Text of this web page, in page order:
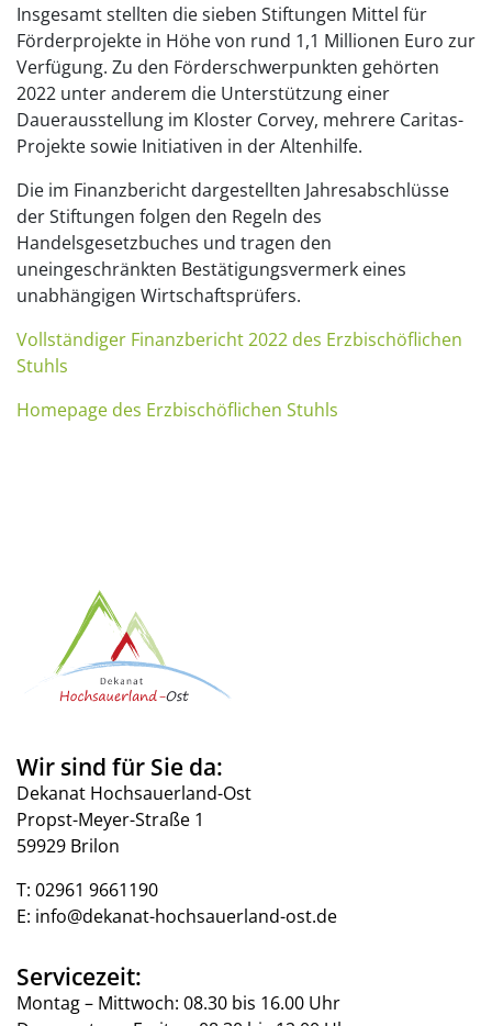
Insgesamt stellten die sieben Stiftungen Mittel für
Förderprojekte in Höhe von rund 1,1 Millionen Euro zur
Verfügung. Zu den Förderschwerpunkten gehörten
2022 unter anderem die Unterstützung einer
Dauerausstellung im Kloster Corvey, mehrere Caritas-
Projekte sowie Initiativen in der Altenhilfe.
Die im Finanzbericht dargestellten Jahresabschlüsse
der Stiftungen folgen den Regeln des
Handelsgesetzbuches und tragen den
uneingeschränkten Bestätigungsvermerk eines
unabhängigen Wirtschaftsprüfers.
Vollständiger Finanzbericht 2022 des Erzbischöflichen
Stuhls
Homepage des Erzbischöflichen Stuhls
Wir sind für Sie da:
Dekanat Hochsauerland-Ost
Propst-Meyer-Straße 1
59929 Brilon
T: 02961 9661190
E: info@dekanat-hochsauerland-ost.de
Servicezeit:
Montag – Mittwoch: 08.30 bis 16.00 Uhr